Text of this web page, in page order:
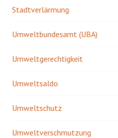
Stadtverlärmung
Umweltbundesamt (UBA)
Umweltgerechtigkeit
Umweltsaldo
Umweltschutz
Umweltverschmutzung